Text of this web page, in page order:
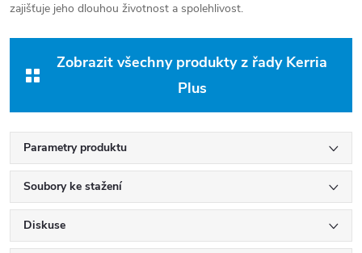
zajišťuje jeho dlouhou životnost a spolehlivost.
Zobrazit všechny produkty z řady Kerria
Plus
Parametry produktu
Soubory ke stažení
Diskuse